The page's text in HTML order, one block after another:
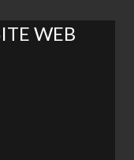
WEB